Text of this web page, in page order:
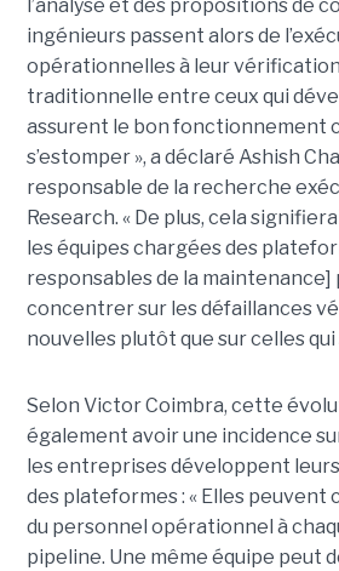
l’analyse et des propositions de
ingénieurs passent alors de
opérationnelles à leur
traditionnelle entre ceux qui
assurent le bon fonctionnement
s’estomper », a déclaré Ashish
responsable de la recherche
Research. « De plus, cela
les équipes chargées des
responsables de la
concentrer sur les défaillances
nouvelles plutôt que sur celles
Selon Victor Coimbra, cette
également avoir une incidence
les entreprises développent
des plateformes : « Elles
du personnel opérationnel à
pipeline. Une même équipe peut